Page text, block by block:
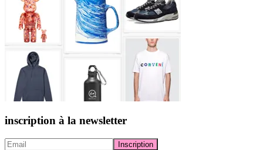
inscription à la newsletter